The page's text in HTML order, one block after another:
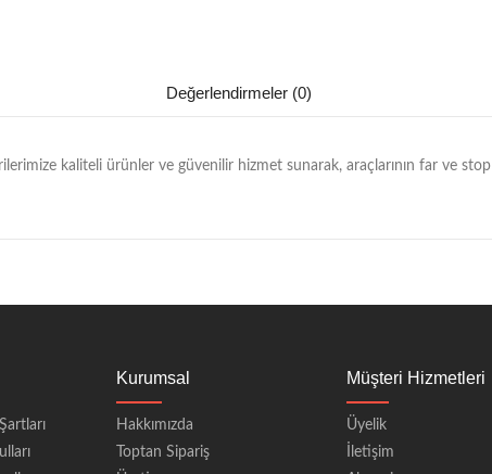
Değerlendirmeler (0)
kaliteli ürünler ve güvenilir hizmet sunarak, araçlarının far ve stop
Kurumsal
Hakkımızda
Toptan Sipariş
Müşteri Hizmetleri
Üyelik
İletişim